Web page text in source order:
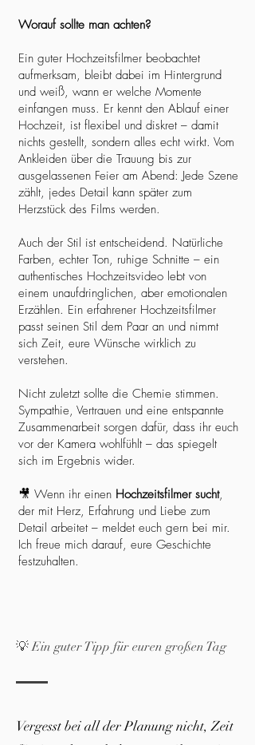
Worauf sollte man achten?
Ein guter Hochzeitsfilmer beobachtet
aufmerksam, bleibt dabei im Hintergrund
und weiß, wann er welche Momente
einfangen muss. Er kennt den Ablauf einer
Hochzeit, ist flexibel und diskret – damit
nichts gestellt, sondern alles echt wirkt. Vom
Ankleiden über die Trauung bis zur
ausgelassenen Feier am Abend: Jede Szene
zählt, jedes Detail kann später zum
Herzstück des Films werden.
Auch der Stil ist entscheidend. Natürliche
Farben, echter Ton, ruhige Schnitte – ein
authentisches Hochzeitsvideo lebt von
einem unaufdringlichen, aber emotionalen
Erzählen. Ein erfahrener Hochzeitsfilmer
passt seinen Stil dem Paar an und nimmt
sich Zeit, eure Wünsche wirklich zu
verstehen.
Nicht zuletzt sollte die Chemie stimmen.
Sympathie, Vertrauen und eine entspannte
Zusammenarbeit sorgen dafür, dass ihr euch
vor der Kamera wohlfühlt – das spiegelt
sich im Ergebnis wider.
🎥 Wenn ihr einen Hochzeitsfilmer sucht,
der mit Herz, Erfahrung und Liebe zum
Detail arbeitet – meldet euch gern bei mir.
Ich freue mich darauf, eure Geschichte
festzuhalten.
💡 Ein guter Tipp für euren großen Tag
Vergesst bei all der Planung nicht, Zeit